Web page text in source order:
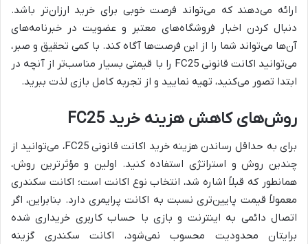
ارائه می‌دهند که می‌تواند فرصت خوبی برای خرید ارزان‌تر باشد.
دنبال کردن اخبار فروشگاه‌های معتبر و عضویت در خبرنامه‌های
آن‌ها می‌تواند شما را از این فرصت‌ها آگاه کند. با کمی تحقیق و صبر،
می‌توانید اکانت قانونی FC25 را با قیمتی بسیار مناسب‌تر از آنچه در
ابتدا تصور می‌کنید، تهیه نمایید و از تجربه کامل بازی لذت ببرید.
روش‌های کاهش هزینه خرید FC25
برای به حداقل رساندن هزینه خرید اکانت قانونی FC25، می‌توانید از
چندین روش و استراتژی استفاده کنید. اولین و مؤثرترین روش،
همانطور که قبلاً اشاره شد، انتخاب نوع اکانت است؛ اکانت سکندری
معمولاً قیمت پایین‌تری نسبت به اکانت پرایمری دارد. بنابراین، اگر
اتصال دائمی به اینترنت و بازی با حساب کاربری خریداری شده
برایتان محدودیت محسوب نمی‌شود، اکانت سکندری گزینه